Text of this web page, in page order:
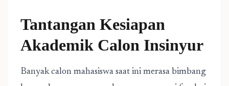
Tantangan Kesiapan
Akademik Calon Insinyur
Banyak calon mahasiswa saat ini merasa bimbang